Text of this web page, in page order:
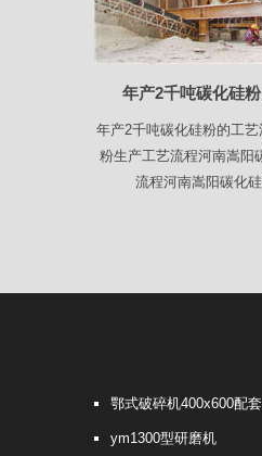
年产2千吨碳化硅
年产2千吨碳化硅粉的工
粉生产工艺流程河南嵩阳
流程河南嵩阳碳化
鄂式破碎机400x600配
ym1300型研磨机